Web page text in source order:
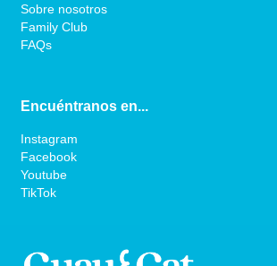
Sobre nosotros
Family Club
FAQs
Encuéntranos en...
Instagram
Facebook
Youtube
TikTok